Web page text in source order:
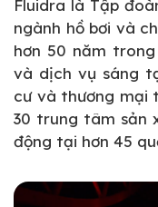
Fluidra là Tập
ngành hồ bơi và
hơn 50 năm
và dịch vụ sáng
cư và thương mại
30 trung tâm sản
động tại hơn 45